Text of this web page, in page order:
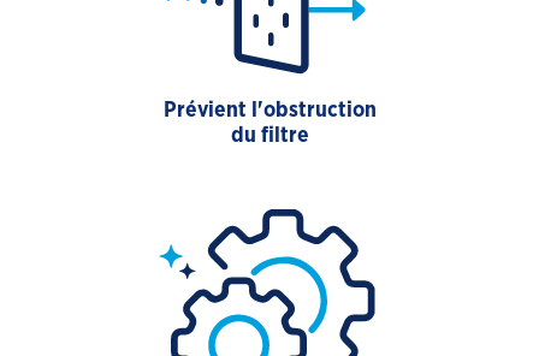
Prévient l'obstruction
du filtre